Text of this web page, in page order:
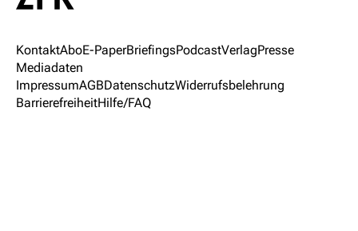
KontaktAboE-PaperBriefingsPodcastVerlagPresse
Mediadaten
ImpressumAGBDatenschutzWiderrufsbelehrung
BarrierefreiheitHilfe/FAQ